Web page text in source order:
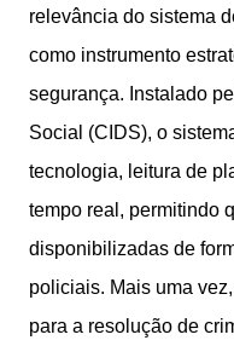
relevância do sistema
como instrumento
segurança. Instalado
Social (CIDS), o
tecnologia, leitura de
tempo real, permitindo
disponibilizadas de
policiais. Mais uma
para a resolução de